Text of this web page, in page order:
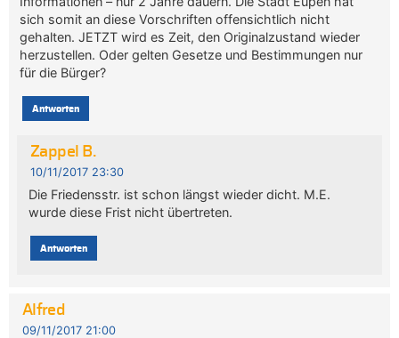
sich somit an diese Vorschriften offensichtlich nicht
gehalten. JETZT wird es Zeit, den Originalzustand wieder
herzustellen. Oder gelten Gesetze und Bestimmungen nur
für die Bürger?
Antworten
Zappel B.
10/11/2017 23:30
Die Friedensstr. ist schon längst wieder dicht. M.E.
wurde diese Frist nicht übertreten.
Antworten
Alfred
09/11/2017 21:00